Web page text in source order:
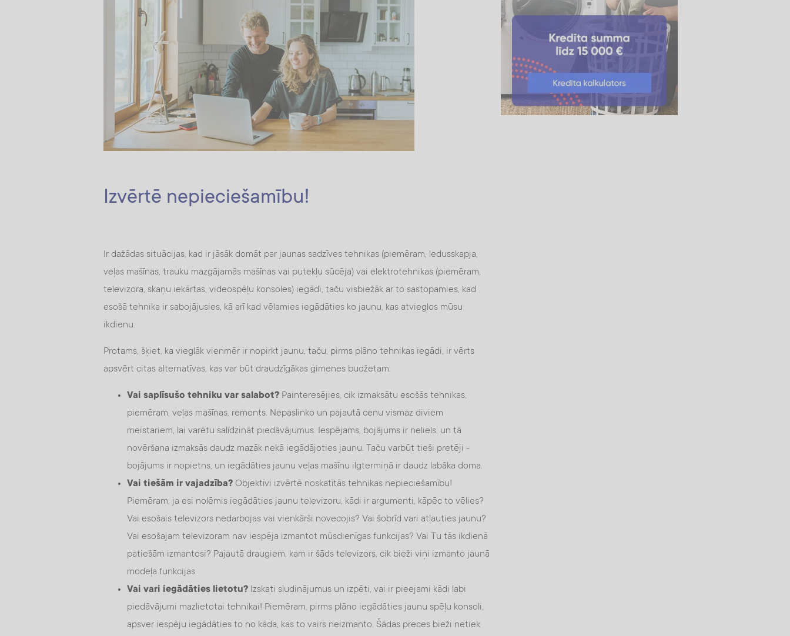
Izvērtē nepieciešamību!
Ir dažādas situācijas, kad ir jāsāk domāt par jaunas sadzīves tehnikas (piemēram, ledusskapja,
veļas mašīnas, trauku mazgājamās mašīnas vai putekļu sūcēja) vai elektrotehnikas (piemēram,
televizora, skaņu iekārtas, videospēļu konsoles) iegādi, taču visbiežāk ar to sastopamies, kad
esošā tehnika ir sabojājusies, kā arī kad vēlamies iegādāties ko jaunu, kas atvieglos mūsu
ikdienu.
Protams, šķiet, ka vieglāk vienmēr ir nopirkt jaunu, taču, pirms plāno tehnikas iegādi, ir vērts
apsvērt citas alternatīvas, kas var būt draudzīgākas ģimenes budžetam:
Vai saplīsušo tehniku var salabot? Painteresējies, cik izmaksātu esošās tehnikas,
piemēram, veļas mašīnas, remonts. Nepaslinko un pajautā cenu vismaz diviem
meistariem, lai varētu salīdzināt piedāvājumus. Iespējams, bojājums ir neliels, un tā
novēršana izmaksās daudz mazāk nekā iegādājoties jaunu. Taču varbūt tieši pretēji -
bojājums ir nopietns, un iegādāties jaunu veļas mašīnu ilgtermiņā ir daudz labāka doma.
Vai tiešām ir vajadzība? Objektīvi izvērtē noskatītās tehnikas nepieciešamību!
Piemēram, ja esi nolēmis iegādāties jaunu televizoru, kādi ir argumenti, kāpēc to vēlies?
Vai esošais televizors nedarbojas vai vienkārši novecojis? Vai šobrīd vari atļauties jaunu?
Vai esošajam televizoram nav iespēja izmantot mūsdienīgas funkcijas? Vai Tu tās ikdienā
patiešām izmantosi? Pajautā draugiem, kam ir šāds televizors, cik bieži viņi izmanto jaunā
modeļa funkcijas.
Vai vari iegādāties lietotu? Izskati sludinājumus un izpēti, vai ir pieejami kādi labi
piedāvājumi mazlietotai tehnikai! Piemēram, pirms plāno iegādāties jaunu spēļu konsoli,
apsver iespēju iegādāties to no kāda, kas to vairs neizmanto. Šādas preces bieži netiek